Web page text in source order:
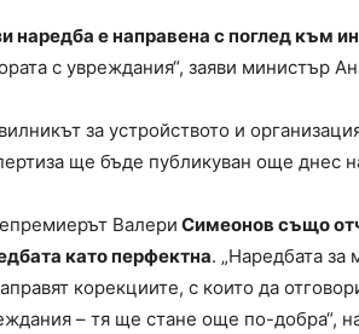
наредба е направена с поглед към
с увреждания“, заяви министър
за устройството и
ще бъде публикуван още днес
Валери Симеонов също
като перфектна. „Наредбата
корекциите, с които да
– тя ще стане още по-добра“,